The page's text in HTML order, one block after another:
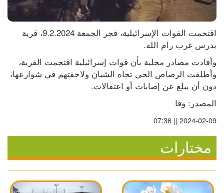
بدرس غرب رام الله.
دون أن يبلغ عن إصابات أو اعتقالات.
المصدر: وفا
2024-02-09 || 07:36
مختارات